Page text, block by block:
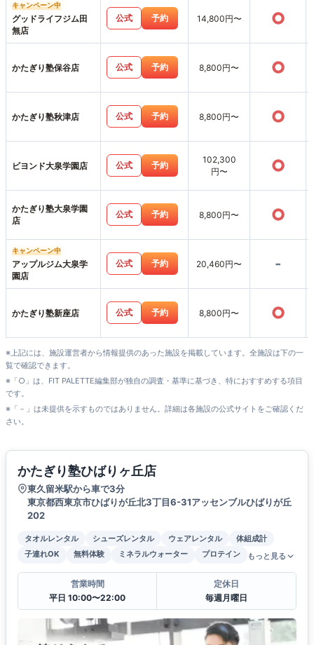
キャンペーン中
グッドライフジム田
無店
公式 予約 14,800円〜 ○
かたぎり塾保谷店 公式 予約 8,800円〜 ○
かたぎり塾秋津店 公式 予約 8,800円〜 ○
ビヨンド大泉学園店 公式 予約
102,300
円〜
○
かたぎり塾大泉学園
店
公式 予約 8,800円〜 ○
キャンペーン中
アップルジム大泉学
園店
公式 予約 20,460円〜 -
かたぎり塾新座店 公式 予約 8,800円〜 ○
※上記には、施設運営者から情報提供のあった施設を掲載しています。全施設は下の一
覧で確認できます。
※「○」は、FIT PALETTE編集部が独自の調査・基準に基づき、特におすすめする項目
です。
※「－」は未提供を示すものではありません。詳細は各施設の公式サイトをご確認くだ
さい。
かたぎり塾ひばりヶ丘店
東久留米駅から車で3分
東京都西東京市ひばりが丘北3丁目6-31アッセンブルひばりが丘
202
タオルレンタル シューズレンタル ウェアレンタル
体組成計
子連れOK
無料体験 ミネラルウォーター プロテイン もっと見る
営業時間
平日 10:00〜22:00
定休日
毎週月曜日